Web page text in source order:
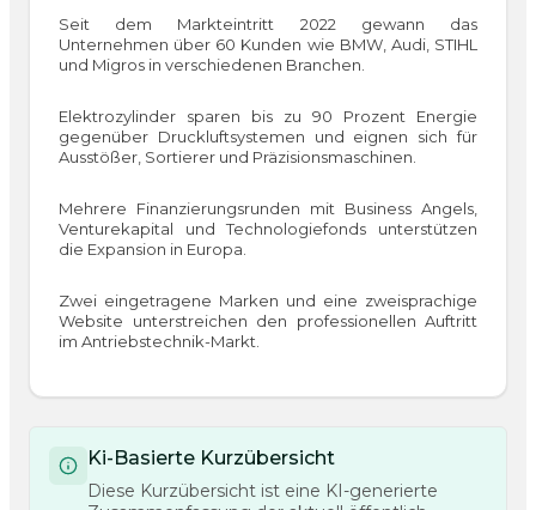
Seit dem Markteintritt 2022 gewann das
Unternehmen über 60 Kunden wie BMW, Audi, STIHL
und Migros in verschiedenen Branchen.
Elektrozylinder sparen bis zu 90 Prozent Energie
gegenüber Druckluftsystemen und eignen sich für
Ausstößer, Sortierer und Präzisionsmaschinen.
Mehrere Finanzierungsrunden mit Business Angels,
Venturekapital und Technologiefonds unterstützen
die Expansion in Europa.
Zwei eingetragene Marken und eine zweisprachige
Website unterstreichen den professionellen Auftritt
im Antriebstechnik-Markt.
Ki-Basierte Kurzübersicht
Diese Kurzübersicht ist eine KI-generierte